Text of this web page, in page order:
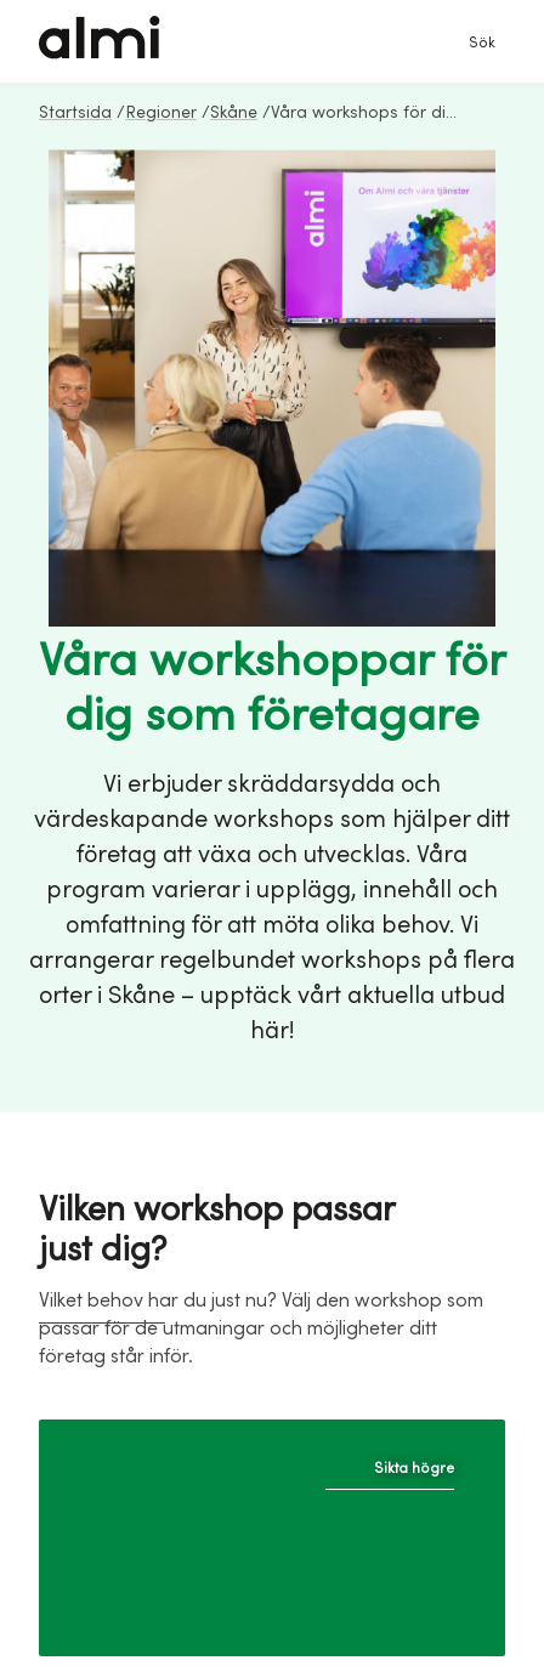
Sök
Startsida / Regioner /Skåne / Våra workshops för dig som företagare
Våra workshoppar för
dig som företagare
Vi erbjuder skräddarsydda och
värdeskapande workshops som hjälper ditt
företag att växa och utvecklas. Våra
program varierar i upplägg, innehåll och
omfattning för att möta olika behov. Vi
arrangerar regelbundet workshops på flera
orter i Skåne – upptäck vårt aktuella utbud
här!
Vilken workshop passar
just dig?
Vilket behov har du just nu? Välj den workshop som
passar för de utmaningar och möjligheter ditt
företag står inför.
Sikta högre